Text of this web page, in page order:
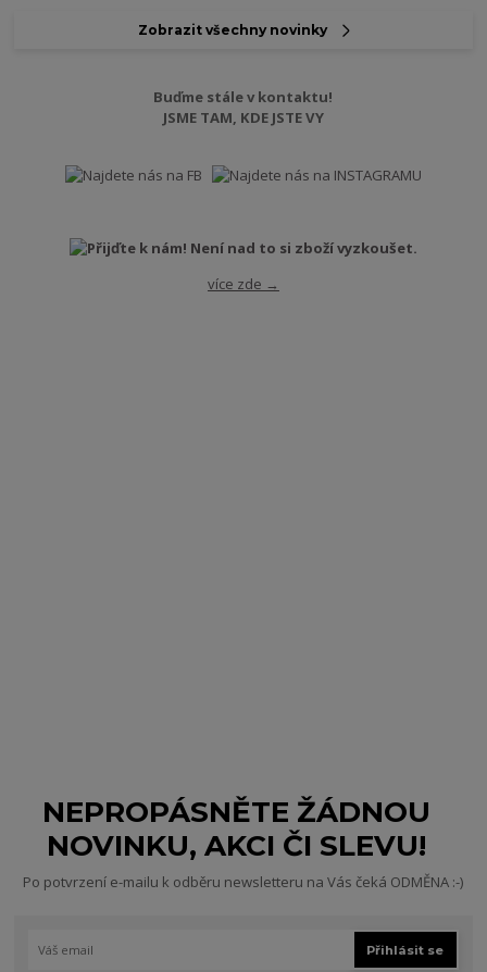
Zobrazit všechny novinky
Buďme stále v kontaktu!
JSME TAM, KDE JSTE VY
více zde →
NEPROPÁSNĚTE ŽÁDNOU
NOVINKU, AKCI ČI SLEVU!
Po potvrzení e-mailu k odběru newsletteru na Vás čeká ODMĚNA :-)
Přihlásit se